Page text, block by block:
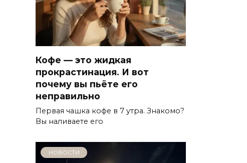
Кофе — это жидкая
прокрастинация. И вот
почему вы пьёте его
неправильно
Первая чашка кофе в 7 утра. Знакомо?
Вы наливаете его
НОВОСТИ